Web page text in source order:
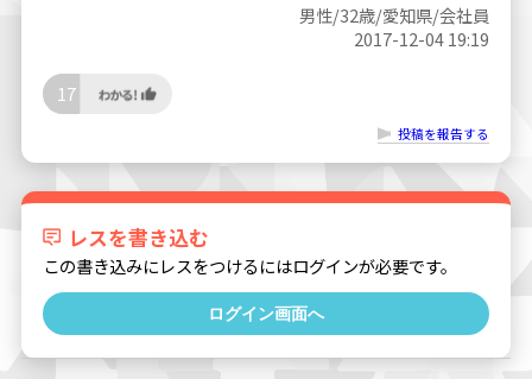
男性/32歳/愛知県/会社員
2017-12-04 19:19
17
投稿を報告する
レスを書き込む
この書き込みにレスをつけるにはログインが必要です。
ログイン画面へ